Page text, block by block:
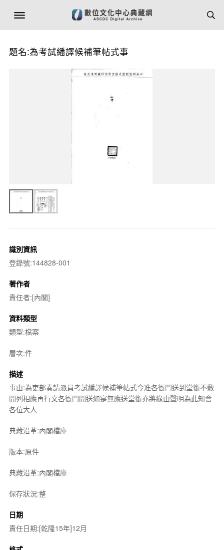
題名:為考試繙譯候補筆帖式事
識別資訊
登錄號:144828-001
著作者
責任者:[內閣]
資料類型
類型:檔案
層次:件
描述
事由:為吏部奏請派員考試繙譯候補筆帖式今准各衙門送到堂銜不敷
開列相應再行文各衙門開送如寔無應送堂銜亦將緣由聲明為此知會
各位大人
典藏沿革:內閣檔庫
版本:原件
典藏沿革:內閣檔庫
保存狀況:整
日期
責任日期:[乾隆15年]12月